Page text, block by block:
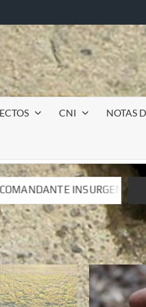
CNI NOTAS
A LUIS DE TAVIRA
A LUIS DE TAVIRA